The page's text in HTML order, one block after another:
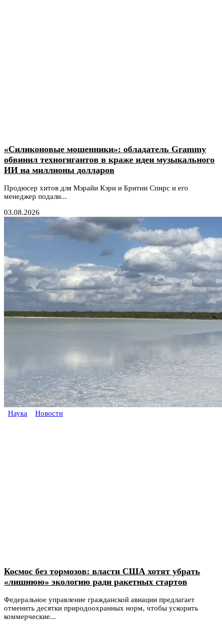
«Силиконовые мошенники»: обладатель Grammy
обвинил техногигантов в краже идеи музыкального
ИИ на миллионы долларов
Продюсер хитов для Мэрайи Кэри и Бритни Спирс и его
менеджер подали...
03.08.2026
Наука Новости
Космос без тормозов: власти США хотят убрать
«лишнюю» экологию ради ракетных стартов
Федеральное управление гражданской авиации предлагает
отменить десятки природоохранных норм, чтобы ускорить
коммерческие...